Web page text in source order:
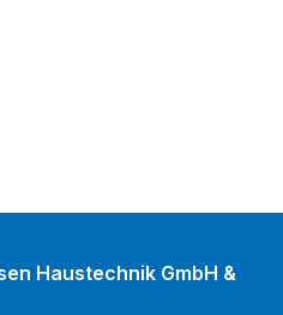
Haustechnik GmbH &